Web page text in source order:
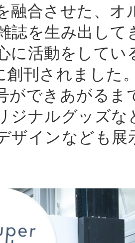
融合させた、
誌を生み出し
に活動をして
創刊されました
ができあがる
ジナルグッズ
ザインなども展